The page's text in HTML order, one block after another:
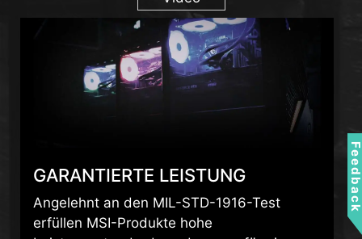
Angelehnt an den MIL-STD-1916-Test
erfüllen MSI-Produkte hohe
Leistungsstandards und sorgen für ein